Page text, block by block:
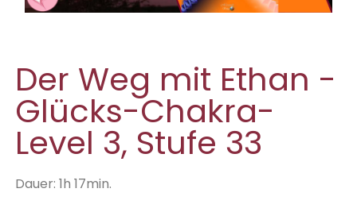
Der Weg mit Ethan -
Glücks-Chakra-
Level 3, Stufe 33
Dauer: 1h 17min.